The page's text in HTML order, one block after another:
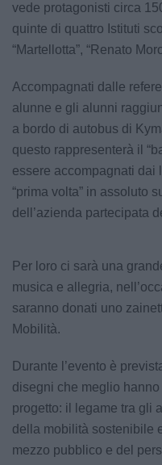
vede protagonisti circa
quinte di quattro Istituti
“Martellotta”, “Renato
Accompagnati dalle
alunne e gli alunni
a bordo di autobus di
questo rappresenterà il
essere accompagnati dai
“prima volta” in assoluto
dell’azienda partecipata
Per loro ci sarà una
musica e allegria,
saranno donati uno
Mobilità.
Durante l’evento è
disegni che meglio
progetto: il legame tra gli
della mobilità sostenibile
mezzo pubblico e del